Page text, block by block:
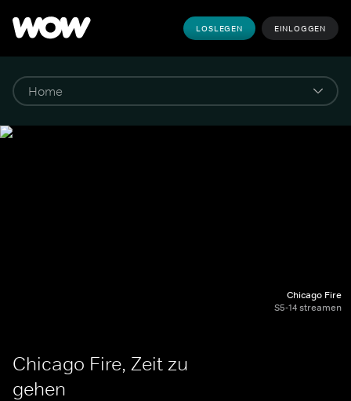
LOSLEGEN EINLOGGEN
Chicago Fire
S5-14 streamen
Chicago Fire, Zeit zu
gehen